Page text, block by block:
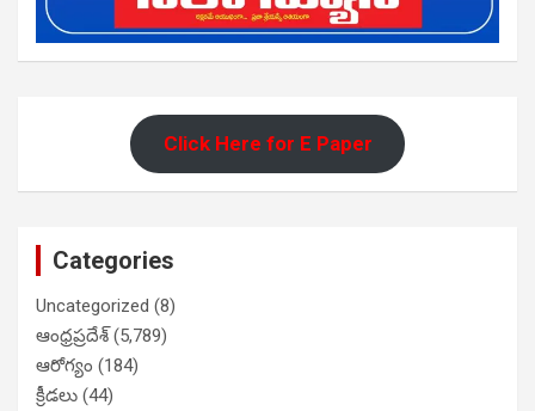
Click Here for E Paper
Categories
Uncategorized (8)
ఆంధ్రప్రదేశ్(5,789)
ఆరోగ్యం (184)
క్రీడలు (44)